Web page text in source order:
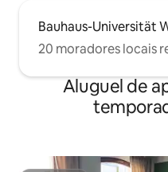
Bauhaus-Universität
20 moradores locais
Aluguel de